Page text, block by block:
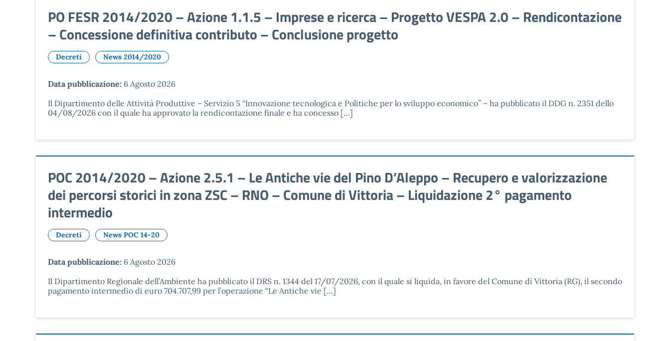
PO FESR 2014/2020 – Azione 1.1.5 – Imprese e ricerca – Progetto VESPA 2.0 – Rendicontazione
– Concessione definitiva contributo – Conclusione progetto
Decreti News 2014/2020
Data pubblicazione: 6 Agosto 2026
Il Dipartimento delle Attività Produttive – Servizio 5 “Innovazione tecnologica e Politiche per lo sviluppo economico” – ha pubblicato il DDG n. 2351 dello
04/08/2026 con il quale ha approvato la rendicontazione finale e ha concesso […]
POC 2014/2020 – Azione 2.5.1 – Le Antiche vie del Pino D’Aleppo – Recupero e valorizzazione
dei percorsi storici in zona ZSC – RNO – Comune di Vittoria – Liquidazione 2° pagamento
intermedio
Decreti News POC 14-20
Data pubblicazione: 6 Agosto 2026
Il Dipartimento Regionale dell’Ambiente ha pubblicato il DRS n. 1344 del 17/07/2026, con il quale si liquida, in favore del Comune di Vittoria (RG), il secondo
pagamento intermedio di euro 704.707,99 per l’operazione “Le Antiche vie […]